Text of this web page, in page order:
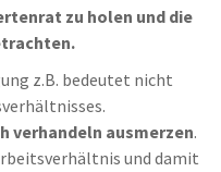
zu holen und die
z.B. bedeutet nicht
verhandeln ausmerzen.
und damit